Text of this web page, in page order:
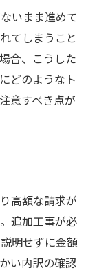
いまま進めて
てしまうこと
合、こうした
どのようなト
意すべき点が
高額な請求が
追加工事が必
明せずに金額
い内訳の確認